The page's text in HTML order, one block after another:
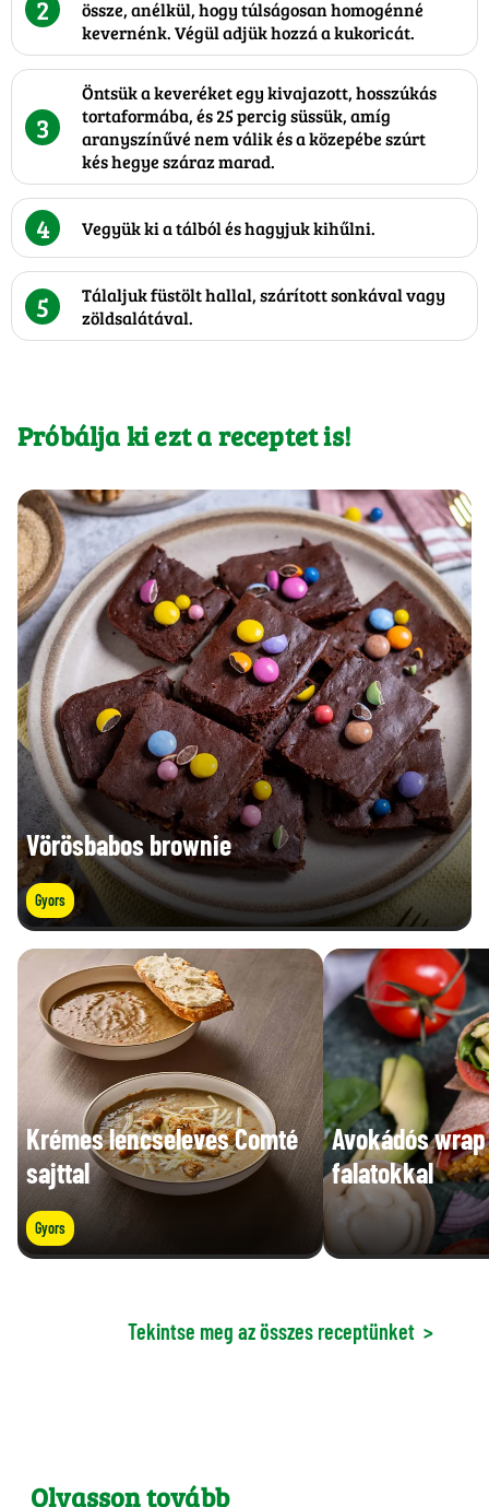
2
össze, anélkül, hogy túlságosan homogénné
kevernénk. Végül adjük hozzá a kukoricát.
3
Öntsük a keveréket egy kivajazott, hosszúkás
tortaformába, és 25 percig süssük, amíg
aranyszínűvé nem válik és a közepébe szúrt
kés hegye száraz marad.
4 Vegyük ki a tálból és hagyjuk kihűlni.
5
Tálaljuk füstölt hallal, szárított sonkával vagy
zöldsalátával.
Próbálja ki ezt a receptet is!
Vörösbabos brownie
Gyors
Krémes lencseleves Comté
sajttal
Gyors
Avokádós
falatokkal
Tekintse meg az összes receptünket >
Olvasson tovább